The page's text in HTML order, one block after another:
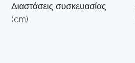
Διαστάσεις συσκευασίας
(cm)